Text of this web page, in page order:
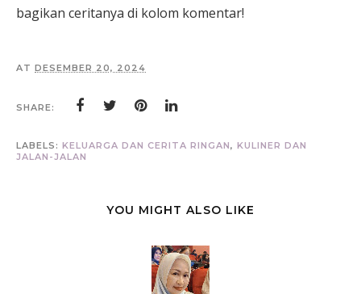
bagikan ceritanya di kolom komentar!
AT DESEMBER 20, 2024
SHARE:
LABELS: KELUARGA DAN CERITA RINGAN, KULINER DAN
JALAN-JALAN
YOU MIGHT ALSO LIKE